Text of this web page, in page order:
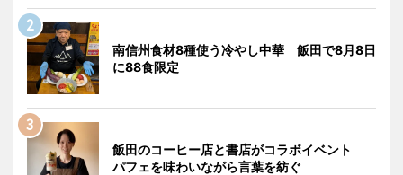
南信州食材8種使う冷やし中華 飯田で8月8日
に88食限定
飯田のコーヒー店と書店がコラボイベント
パフェを味わいながら言葉を紡ぐ